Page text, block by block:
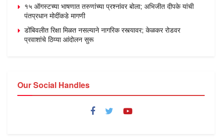
१५ ऑगस्टच्या भाषणात तरुणांच्या प्रश्नांवर बोला; अभिजीत दीपके यांची
पंतप्रधान मोदींकडे मागणी
डोंबिवलीत रिक्षा मिळत नसल्याने नागरिक रस्त्यावर; केळकर रोडवर
प्रवाशांचे ठिय्या आंदोलन सुरू
Our Social Handles